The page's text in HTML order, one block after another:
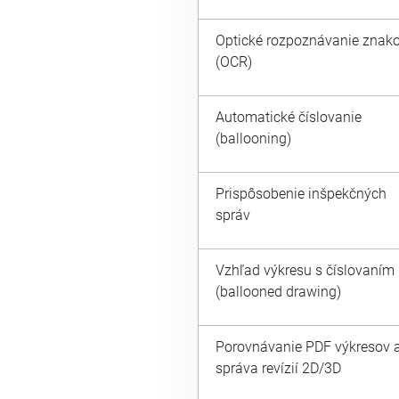
Optické rozpoznávanie
(OCR)
Automatické číslovanie
(ballooning)
Prispôsobenie inšpekčných
správ
Vzhľad výkresu s číslovaním
(ballooned drawing)
Porovnávanie PDF výkresov
správa revízií 2D/3D